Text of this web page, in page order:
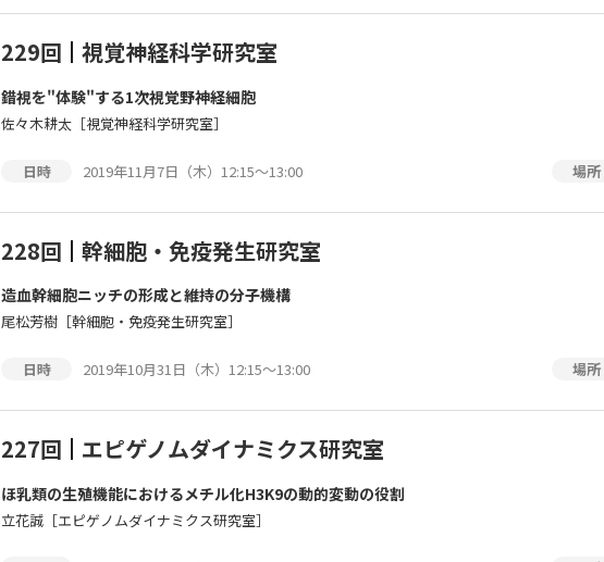
229回 視覚神経科学研究室
錯視を"体験"する1次視覚野神経細胞
佐々木耕太［視覚神経科学研究室］
日時 2019年11月7日（木）12:15～13:00 場所
228回 幹細胞・免疫発生研究室
造血幹細胞ニッチの形成と維持の分子機構
尾松芳樹［幹細胞・免疫発生研究室］
日時 2019年10月31日（木）12:15～13:00 場所
227回 エピゲノムダイナミクス研究室
ほ乳類の生殖機能におけるメチル化H3K9の動的変動の役割
立花誠［エピゲノムダイナミクス研究室］